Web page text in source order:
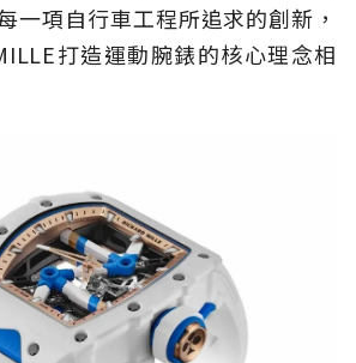
一項自行車工程所追求的創新，
打造運動腕錶的核心理念相